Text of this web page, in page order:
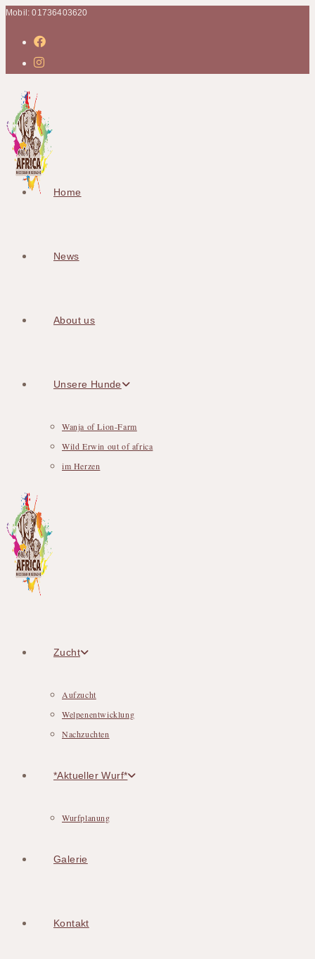
Mobil: 01736403620
Home
News
About us
Unsere Hunde
Wanja of Lion-Farm
Wild Erwin out of africa
im Herzen
Zucht
Aufzucht
Welpenentwicklung
Nachzuchten
*Aktueller Wurf*
Wurfplanung
Galerie
Kontakt